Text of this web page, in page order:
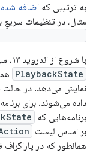
به ترتیبی که اضافه شده
مثال، در تنظیمات
با شروع از اندروید ۱۳، سیستم حداکثر پنج دکمه عملیاتی را بر اساس
PlaybackState
نمایش می‌دهد. در حالت
برنامه‌هایی که
بر اساس لیست
همانطور که در